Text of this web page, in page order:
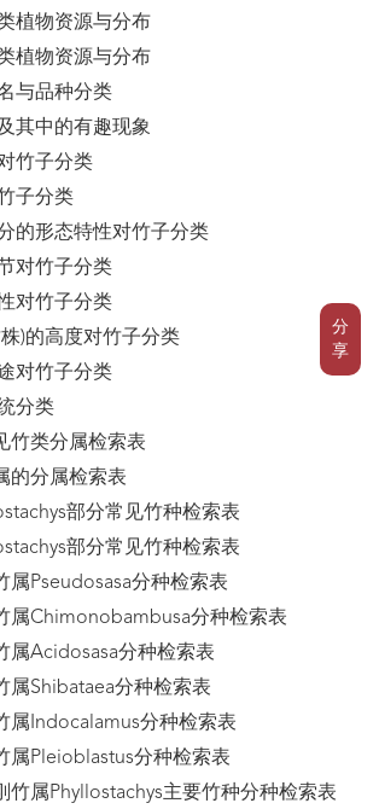
分
享
植物资源与分布
植物资源与分布
与品种分类
其中的有趣现象
竹子分类
子分类
的形态特性对竹子分类
对竹子分类
对竹子分类
)的高度对竹子分类
对竹子分类
分类
竹类分属检索表
的分属检索表
部分常见竹种检索表
部分常见竹种检索表
属Pseudosasa分种检索表
属Chimonobambusa分种检索表
属Acidosasa分种检索表
属Shibataea分种检索表
属Indocalamus分种检索表
属Pleioblastus分种检索表
竹属Phyllostachys主要竹种分种检索表